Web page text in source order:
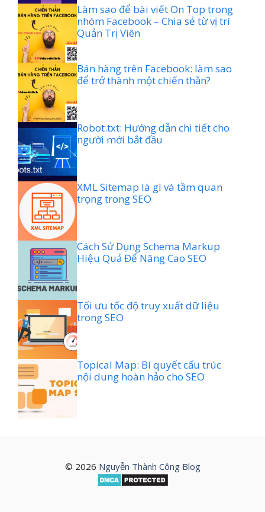
Làm sao để bài viết On Top trong
nhóm Facebook – Chia sẻ từ vị trí
Quản Trị Viên
Bán hàng trên Facebook: làm sao
để trở thành một chiến thần?
Robot.txt: Hướng dẫn chi tiết cho
người mới bắt đầu
XML Sitemap là gì và tầm quan
trọng trong SEO
Cách Sử Dụng Schema Markup
Hiệu Quả Để Nâng Cao SEO
Tối ưu tốc độ truy xuất dữ liệu
trong SEO
Topical Map: Bí quyết cấu trúc
nội dung hoàn hảo cho SEO
© 2026 Nguyễn Thành Công Blog